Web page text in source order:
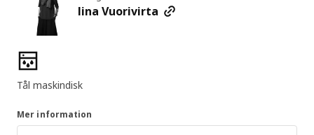
Iina Vuorivirta
Produktens egenskaper
Tål maskindisk
Mer information